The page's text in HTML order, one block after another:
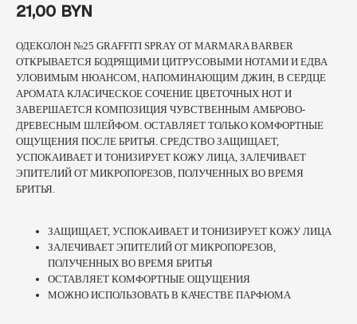
21,00 BYN
ОДЕКОЛОН №25 GRAFFITI SPRAY ОТ MARMARA BARBER
ОТКРЫВАЕТСЯ БОДРЯЩИМИ ЦИТРУСОВЫМИ НОТАМИ И ЕДВА
УЛОВИМЫМ НЮАНСОМ, НАПОМИНАЮЩИМ ДЖИН, В СЕРДЦЕ
АРОМАТА КЛАСИЧЕСКОЕ СОЧЕНИЕ ЦВЕТОЧНЫХ НОТ И
ЗАВЕРШАЕТСЯ КОМПОЗИЦИЯ ЧУВСТВЕННЫМ АМБРОВО-
ДРЕВЕСНЫМ ШЛЕЙФОМ. ОСТАВЛЯЕТ ТОЛЬКО КОМФОРТНЫЕ
ОЩУЩЕНИЯ ПОСЛЕ БРИТЬЯ. СРЕДСТВО ЗАЩИЩАЕТ,
УСПОКАИВАЕТ И ТОНИЗИРУЕТ КОЖУ ЛИЦА, ЗАЛЕЧИВАЕТ
ЭПИТЕЛИЙ ОТ МИКРОПОРЕЗОВ, ПОЛУЧЕННЫХ ВО ВРЕМЯ
БРИТЬЯ.
ЗАЩИЩАЕТ, УСПОКАИВАЕТ И ТОНИЗИРУЕТ КОЖУ ЛИЦА
ЗАЛЕЧИВАЕТ ЭПИТЕЛИЙ ОТ МИКРОПОРЕЗОВ,
ПОЛУЧЕННЫХ ВО ВРЕМЯ БРИТЬЯ
ОСТАВЛЯЕТ КОМФОРТНЫЕ ОЩУЩЕНИЯ
МОЖНО ИСПОЛЬЗОВАТЬ В КАЧЕСТВЕ ПАРФЮМА